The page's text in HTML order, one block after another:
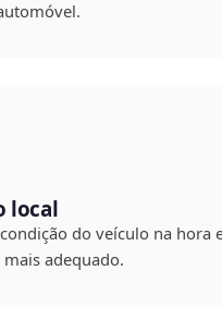
local
do veículo na hora
adequado.